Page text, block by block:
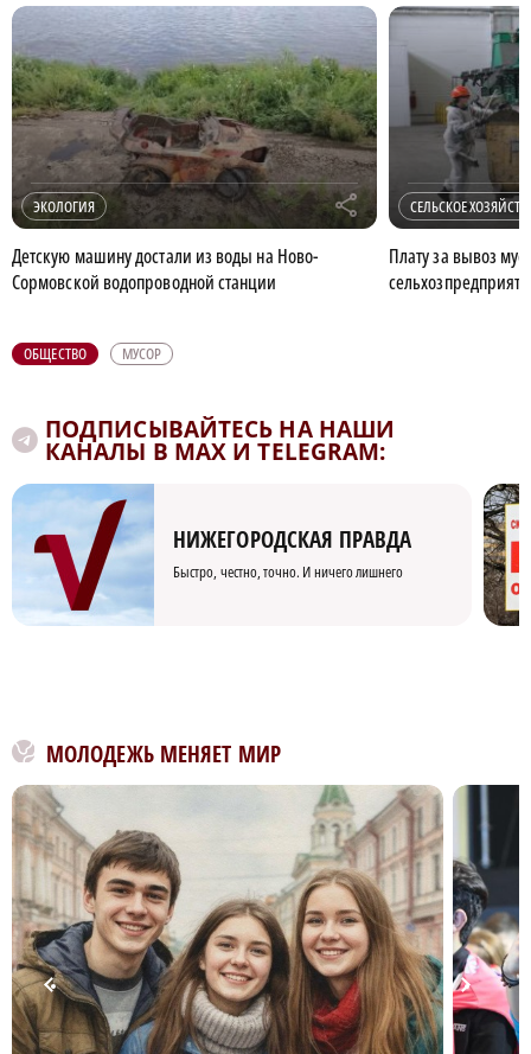
ЭКОЛОГИЯ r
Детскую машину достали из воды на Ново-
Сормовской водопроводной станции
СЕЛЬСКОЕ
Плату за вывоз
ОБЩЕСТВО МУСОР
ПОДПИСЫВАЙТЕСЬ НА НАШИ
КАНАЛЫ В MAX И TELEGRAM:
НИЖЕГОРОДСКАЯ ПРАВДА
Быстро, честно, точно. И ничего лишнего
МОЛОДЕЖЬ МЕНЯЕТ МИР